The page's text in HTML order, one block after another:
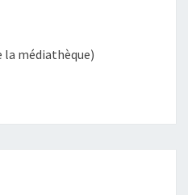
la médiathèque)